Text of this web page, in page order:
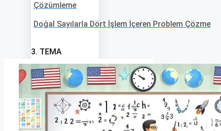
Çözümleme
Doğal Sayılarla Dört İşlem İçeren Problem Çözme
3. TEMA
Dikdörtgenin Çevre Uzunluğu ve Alanı
4. TEMA
Kesirlerin Farklı Gösterimleri